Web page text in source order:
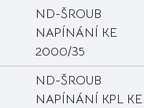
ND-ŠROUB
NAPÍNÁNÍ KE
2000/35
ND-ŠROUB
NAPÍNÁNÍ KPL KE